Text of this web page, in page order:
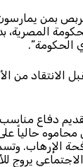
بمن
على أيدي السلطات.
الحكومة”.
من
دفاع
حالياً
يروج